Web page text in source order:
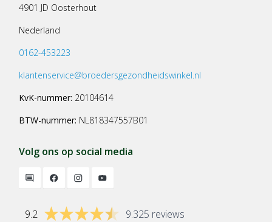
4901 JD Oosterhout
Nederland
0162-453223
klantenservice@broedersgezondheidswinkel.nl
KvK-nummer: 20104614
BTW-nummer: NL818347557B01
Volg ons op social media
9.2 9.325 reviews